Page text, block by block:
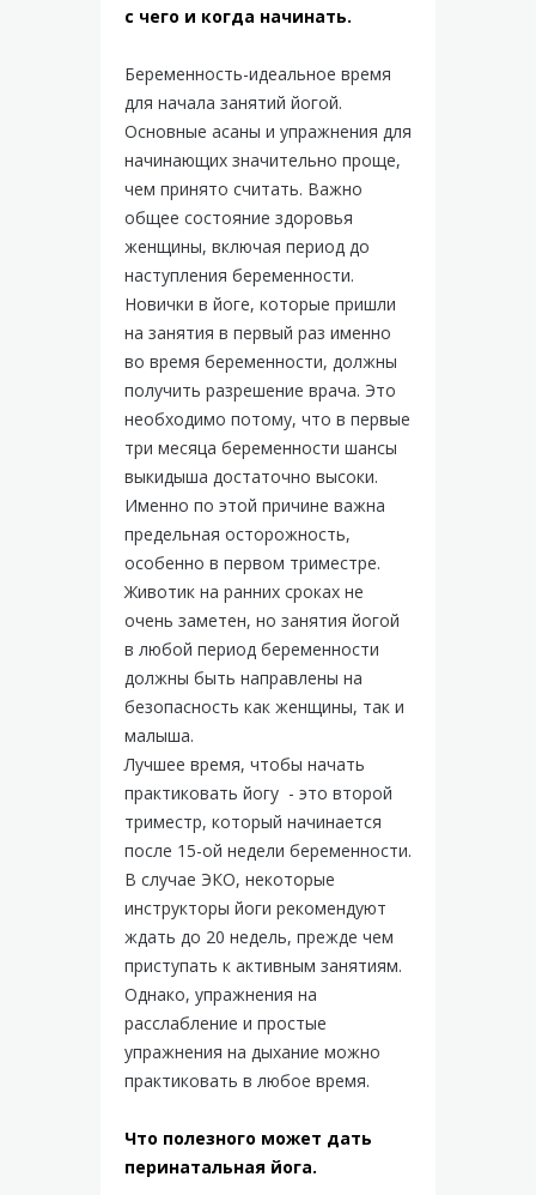
с чего и когда начинать.
Беременность-идеальное время
для начала занятий йогой.
Основные асаны и упражнения для
начинающих значительно проще,
чем принято считать. Важно
общее состояние здоровья
женщины, включая период до
наступления беременности.
Новички в йоге, которые пришли
на занятия в первый раз именно
во время беременности, должны
получить разрешение врача. Это
необходимо потому, что в первые
три месяца беременности шансы
выкидыша достаточно высоки.
Именно по этой причине важна
предельная осторожность,
особенно в первом триместре.
Животик на ранних сроках не
очень заметен, но занятия йогой
в любой период беременности
должны быть направлены на
безопасность как женщины, так и
малыша.
Лучшее время, чтобы начать
практиковать йогу - это второй
триместр, который начинается
после 15-ой недели беременности.
В случае ЭКО, некоторые
инструкторы йоги рекомендуют
ждать до 20 недель, прежде чем
приступать к активным занятиям.
Однако, упражнения на
расслабление и простые
упражнения на дыхание можно
практиковать в любое время.
Что полезного может дать
перинатальная йога.